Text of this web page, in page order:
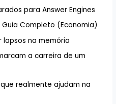
para Answer Engines
Completo (Economia)
lapsos na memória
a carreira de um
realmente ajudam na